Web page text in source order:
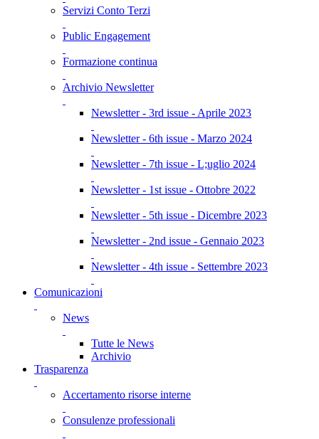
Servizi Conto Terzi
Public Engagement
Formazione continua
Archivio Newsletter
Newsletter - 3rd issue - Aprile 2023
Newsletter - 6th issue - Marzo 2024
Newsletter - 7th issue - L;uglio 2024
Newsletter - 1st issue - Ottobre 2022
Newsletter - 5th issue - Dicembre 2023
Newsletter - 2nd issue - Gennaio 2023
Newsletter - 4th issue - Settembre 2023
Comunicazioni
News
Tutte le News
Archivio
Trasparenza
Accertamento risorse interne
Consulenze professionali